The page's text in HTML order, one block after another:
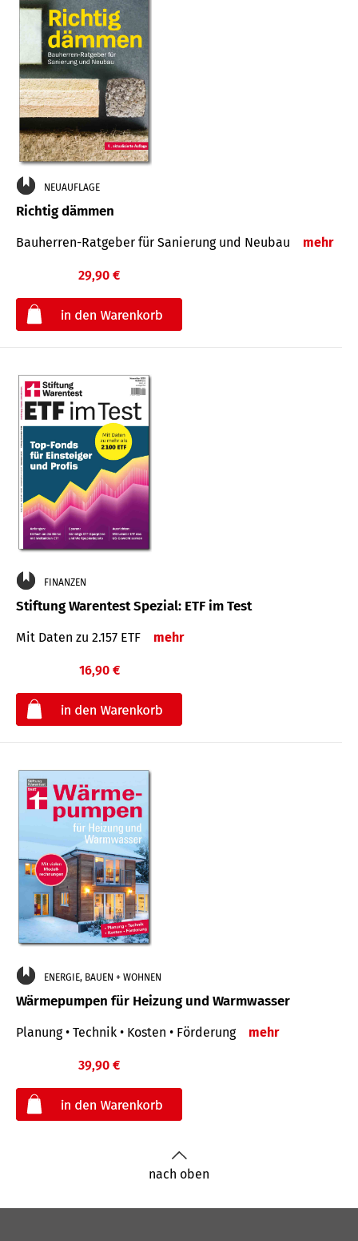
NEUAUFLAGE
Richtig dämmen
Bauherren-Ratgeber für Sanierung und Neubau mehr
29,90 €
FINANZEN
Stiftung Warentest Spezial: ETF im Test
Mit Daten zu 2.157 ETF mehr
16,90 €
ENERGIE, BAUEN + WOHNEN
Wärmepumpen für Heizung und Warmwasser
Planung • Technik • Kosten • Förderung mehr
39,90 €
nach oben